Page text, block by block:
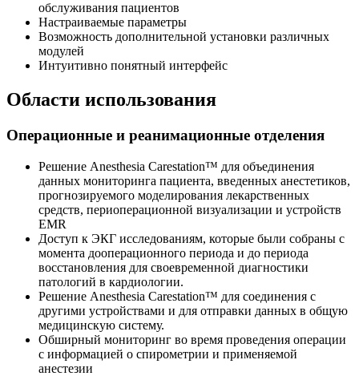
обслуживания пациентов
Настраиваемые параметры
Возможность дополнительной установки различных
модулей
Интуитивно понятный интерфейс
Области использования
Операционные и реанимационные отделения
Решение Anesthesia Carestation™ для объединения
данных мониторинга пациента, введенных анестетиков,
прогнозируемого моделирования лекарственных
средств, периоперационной визуализации и устройств
EMR
Доступ к ЭКГ исследованиям, которые были собраны с
момента дооперационного периода и до периода
восстановления для своевременной диагностики
патологий в кардиологии.
Решение Anesthesia Carestation™ для соединения с
другими устройствами и для отправки данных в общую
медицинскую систему.
Обширный мониторинг во время проведения операции
с информацией о спирометрии и применяемой
анестезии